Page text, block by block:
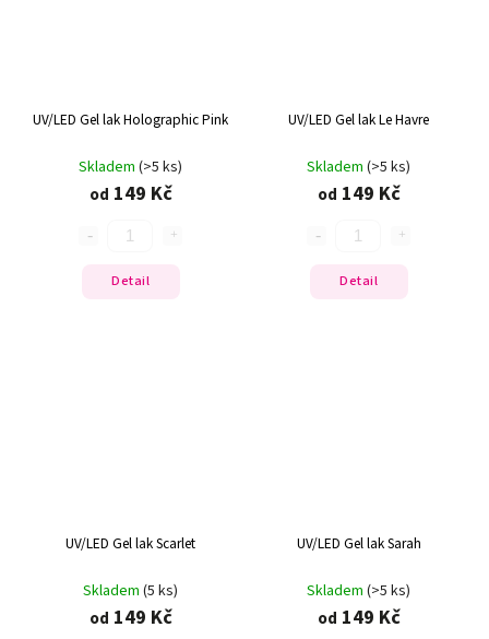
UV/LED Gel lak Holographic Pink
Skladem (>5 ks)
od 149 Kč
Detail
UV/LED Gel lak Le Havre
Skladem (>5 ks)
od 149 Kč
Detail
UV/LED Gel lak Scarlet
Skladem (5 ks)
od 149 Kč
UV/LED Gel lak Sarah
Skladem (>5 ks)
od 149 Kč